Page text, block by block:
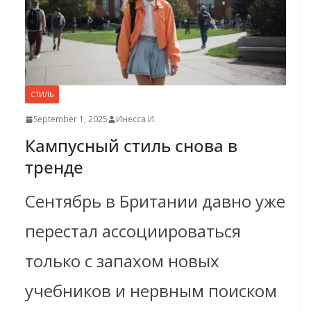
СТИЛЬ
September 1, 2025 Инесса И.
Кампусный стиль снова в
тренде
Сентябрь в Британии давно уже
перестал ассоциироваться
только с запахом новых
учебников и нервным поиском